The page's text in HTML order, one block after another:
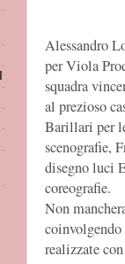
Alessandro
per Viola
squadra
al prezioso
Barillari per
scenografie,
disegno luci
coreografie.
Non
realizzate